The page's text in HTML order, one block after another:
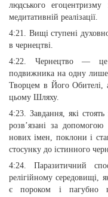
людського
медитативній реалізації.
4:21. Вищі ступені
в чернецтві.
4:22. Чернецтво — це
подвижника на одну
Творцем в Його Обителі,
цьому Шляху.
4:23. Завдання, які
розв’язані за допомогою
нових імен, поклони і
стосунку до істинного
4:24. Паразитичний
релігійному середовищі,
є пороком і пагубно